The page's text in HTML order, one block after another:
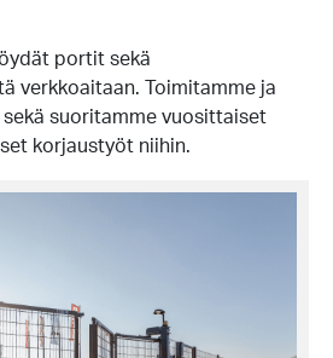
portit sekä
verkkoaitaan. Toimitamme ja
suoritamme vuosittaiset
korjaustyöt niihin.